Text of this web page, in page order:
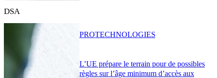
DSA
L’UE prépare le terrain pour de possibles
règles sur l’âge minimum d’accès aux
PROTECHNOLOGIES